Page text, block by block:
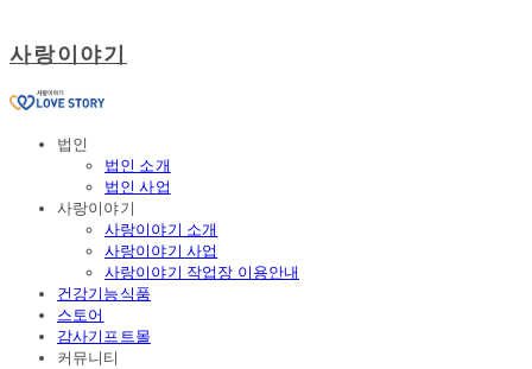
사랑이야기
법인
법인 소개
법인 사업
사랑이야기
사랑이야기 소개
사랑이야기 사업
사랑이야기 작업장 이용안내
건강기능식품
스토어
감사기프트몰
커뮤니티